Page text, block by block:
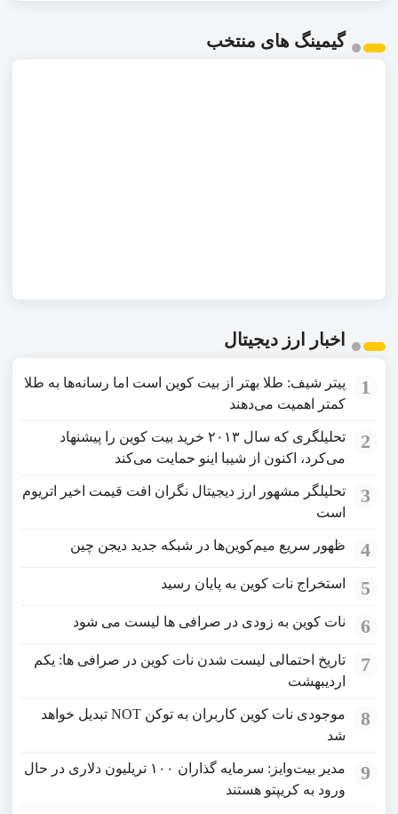
گیمینگ های منتخب
اخبار ارز دیجیتال
1
پیتر شیف: طلا بهتر از بیت کوین است اما رسانه‌ها به طلا
کمتر اهمیت می‌دهند
2
تحلیلگری که سال ۲۰۱۳ خرید بیت کوین را پیشنهاد
می‌کرد، اکنون از شیبا اینو حمایت می‌کند
3
تحلیلگر مشهور ارز دیجیتال نگران افت قیمت اخیر اتریوم
است
4 ظهور سریع میم‌کوین‌ها در شبکه جدید دیجن چین
5 استخراج نات کوین به پایان رسید
6 نات کوین به‌ زودی در صرافی‌ ها لیست می‌ شود
7
تاریخ احتمالی لیست شدن نات کوین در صرافی‌ ها: یکم
اردیبهشت
8
موجودی نات کوین کاربران به توکن NOT تبدیل خواهد
شد
9
مدیر بیت‌وایز: سرمایه گذاران ۱۰۰ تریلیون دلاری در حال
ورود به کریپتو هستند